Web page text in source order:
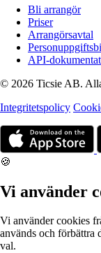
Bli arrangör
Priser
Arrangörsavtal
API-
© 2026 Ticsie AB.
Integritetspolicy
🍪
Vi använder
Vi använder cookies
används och förbättra
val.